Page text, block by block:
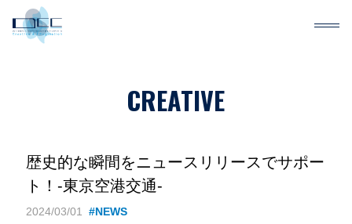
CREATIVE
歴史的な瞬間をニュースリリースでサポー
ト！-東京空港交通-
2024/03/01 #NEWS